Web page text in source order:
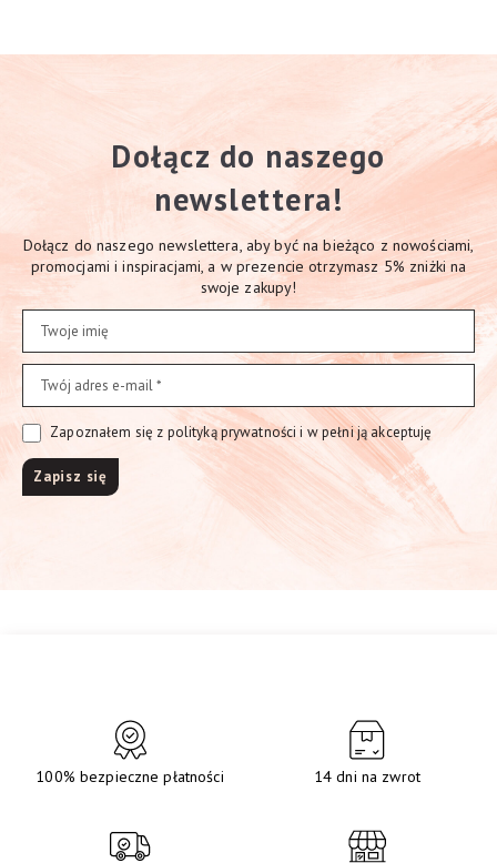
Dołącz do naszego
newslettera!
Dołącz do naszego newslettera, aby być na bieżąco z nowościami,
promocjami i inspiracjami, a w prezencie otrzymasz 5% zniżki na
swoje zakupy!
Zapoznałem się z polityką prywatności i w pełni ją akceptuję
100% bezpieczne płatności 14 dni na zwrot